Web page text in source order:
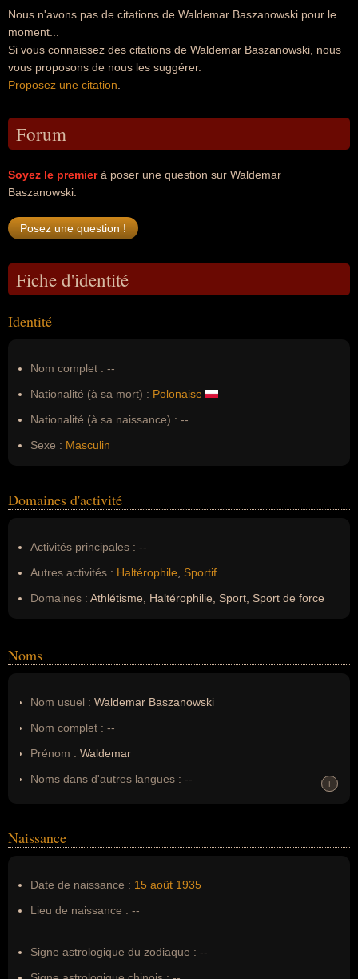
Nous n'avons pas de citations de Waldemar Baszanowski pour le
moment...
Si vous connaissez des citations de Waldemar Baszanowski, nous
vous proposons de nous les suggérer.
Proposez une citation
Forum
Soyez le premierà poser une question sur Waldemar
Baszanowski.
Fiche d'identité
Identité
Nom complet : --
Nationalité (à sa mort) : Polonaise
Nationalité (à sa naissance) : --
Sexe : Masculin
Domaines d'activité
Activités principales : --
Autres activités : Haltérophile
Sportif
Domaines : Athlétisme, Haltérophilie, Sport, Sport de force
Noms
Nom usuel : Waldemar Baszanowski
Nom complet : --
Prénom : Waldemar
Noms dans d'autres langues : --
Nom de famille :Baszanowski
+
+
Naissance
Date de naissance : 15 août 1935
Lieu de naissance : --
Signe astrologique du zodiaque : --